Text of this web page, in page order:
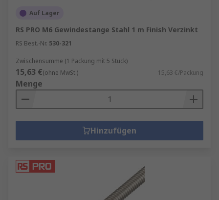
Auf Lager
RS PRO M6 Gewindestange Stahl 1 m Finish Verzinkt
RS Best.-Nr. 530-321
Zwischensumme (1 Packung mit 5 Stück)
15,63 €(ohne MwSt.) 15,63 €/Packung
Menge
Hinzufügen